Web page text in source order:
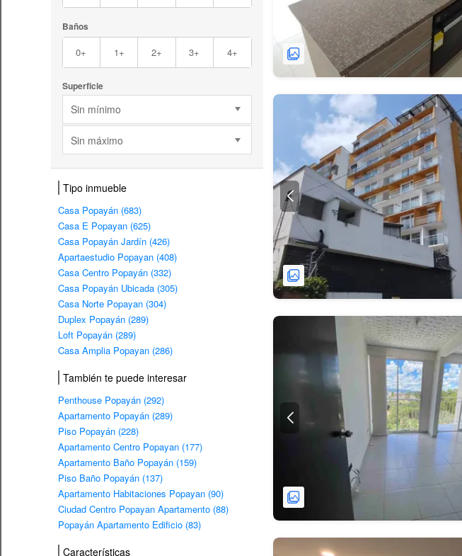
Baños
0+ 1+ 2+ 3+ 4+
Superficie
Sin mínimo
Sin máximo
Tipo inmueble
Casa Popayán (683)
Casa E Popayan (625)
Casa Popayán Jardín (426)
Apartaestudio Popayan (408)
Casa Centro Popayán (332)
Casa Popayán Ubicada (305)
Casa Norte Popayan (304)
Duplex Popayán (289)
Loft Popayán (289)
Casa Amplia Popayan (286)
También te puede interesar
Penthouse Popayán (292)
Apartamento Popayán (289)
Piso Popayán (228)
Apartamento Centro Popayan (177)
Apartamento Baño Popayán (159)
Piso Baño Popayán (137)
Apartamento Habitaciones Popayan (90)
Ciudad Centro Popayan Apartamento (88)
Popayán Apartamento Edificio (83)
Características